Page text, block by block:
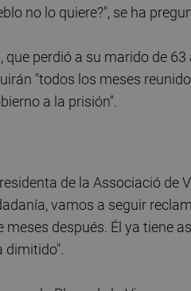
no lo quiere?", se ha
perdió a su marido de 63
"todos los meses
a la prisión".
de la Associació de
vamos a seguir
meses después. Él ya tiene
dimitido".